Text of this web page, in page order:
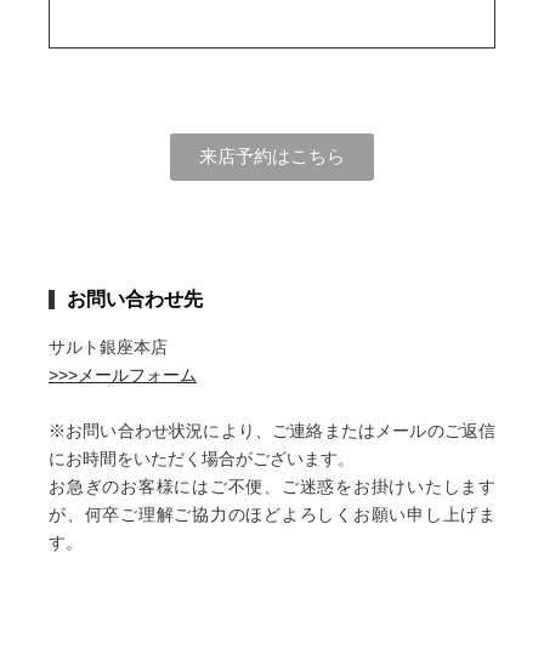
来店予約はこちら
お問い合わせ先
サルト銀座本店
>>>メールフォーム
※お問い合わせ状況により、ご連絡またはメールのご返信
にお時間をいただく場合がございます。
お急ぎのお客様にはご不便、ご迷惑をお掛けいたします
が、何卒ご理解ご協力のほどよろしくお願い申し上げま
す。